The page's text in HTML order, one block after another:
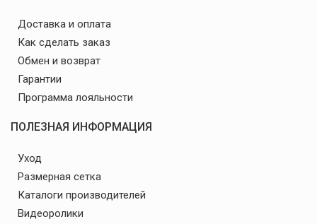
Доставка и оплата
Как сделать заказ
Обмен и возврат
Гарантии
Программа лояльности
ПОЛЕЗНАЯ ИНФОРМАЦИЯ
Уход
Размерная сетка
Каталоги производителей
Видеоролики